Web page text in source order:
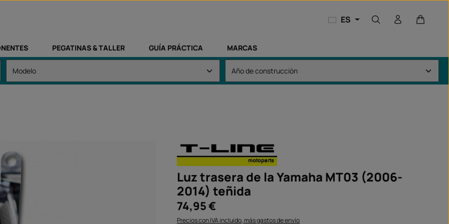
ES El
PEGATINAS & TALLER GUÍA PRÁCTICA MARCAS
Luz trasera de la Yamaha MT03 (2006-
2014) teñida
Precio normal:
74,95 €
Precios con IVA incluido, más gastos de envío